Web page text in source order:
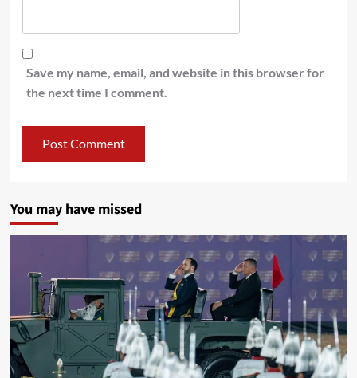
Save my name, email, and website in this browser for
the next time I comment.
You may have missed